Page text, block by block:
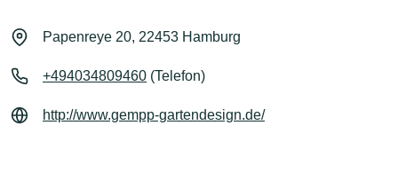
Papenreye 20, 22453 Hamburg
+494034809460 (Telefon)
http://www.gempp-gartendesign.de/